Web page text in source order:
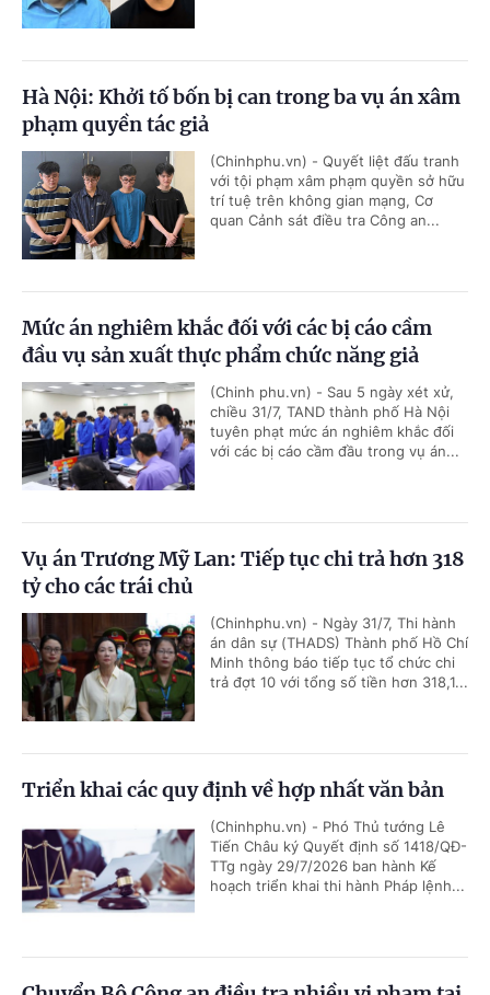
Hà Nội: Khởi tố bốn bị can trong ba vụ án xâm
phạm quyền tác giả
(Chinhphu.vn) - Quyết liệt đấu tranh
với tội phạm xâm phạm quyền sở hữu
trí tuệ trên không gian mạng, Cơ
quan Cảnh sát điều tra Công an...
Mức án nghiêm khắc đối với các bị cáo cầm
đầu vụ sản xuất thực phẩm chức năng giả
(Chinh phu.vn) - Sau 5 ngày xét xử,
chiều 31/7, TAND thành phố Hà Nội
tuyên phạt mức án nghiêm khắc đối
với các bị cáo cầm đầu trong vụ án...
Vụ án Trương Mỹ Lan: Tiếp tục chi trả hơn 318
tỷ cho các trái chủ
(Chinhphu.vn) - Ngày 31/7, Thi hành
án dân sự (THADS) Thành phố Hồ Chí
Minh thông báo tiếp tục tổ chức chi
trả đợt 10 với tổng số tiền hơn 318,1...
Triển khai các quy định về hợp nhất văn bản
(Chinhphu.vn) - Phó Thủ tướng Lê
Tiến Châu ký Quyết định số 1418/QĐ-
TTg ngày 29/7/2026 ban hành Kế
hoạch triển khai thi hành Pháp lệnh...